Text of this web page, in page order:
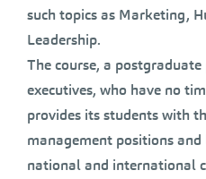
such topics as Marketing,
Leadership.
The course, a
executives, who have no
provides its students with
management positions
national and international